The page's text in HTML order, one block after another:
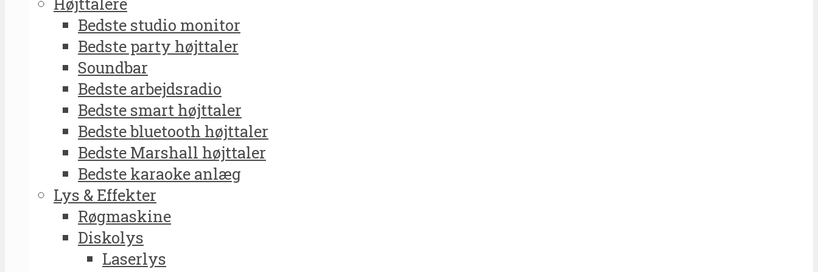
Bedste studio monitor
Bedste party højttaler
Soundbar
Bedste arbejdsradio
Bedste smart højttaler
Bedste bluetooth højttaler
Bedste Marshall højttaler
Bedste karaoke anlæg
Lys & Effekter
Røgmaskine
Diskolys
Laserlys